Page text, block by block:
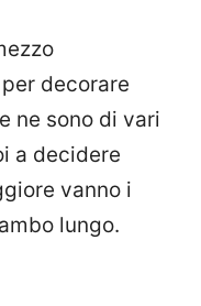
decorare
ne sono di vari
a decidere
vanno i
lungo.